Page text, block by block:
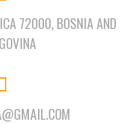
72000, BOSNIA AND